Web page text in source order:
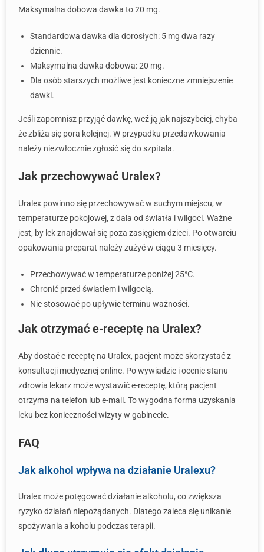
Maksymalna dobowa dawka to 20 mg.
Standardowa dawka dla dorosłych: 5 mg dwa razy
dziennie.
Maksymalna dawka dobowa: 20 mg.
Dla osób starszych możliwe jest konieczne zmniejszenie
dawki.
Jeśli zapomnisz przyjąć dawkę, weź ją jak najszybciej, chyba
że zbliża się pora kolejnej. W przypadku przedawkowania
należy niezwłocznie zgłosić się do szpitala.
Jak przechowywać Uralex?
Uralex powinno się przechowywać w suchym miejscu, w
temperaturze pokojowej, z dala od światła i wilgoci. Ważne
jest, by lek znajdował się poza zasięgiem dzieci. Po otwarciu
opakowania preparat należy zużyć w ciągu 3 miesięcy.
Przechowywać w temperaturze poniżej 25°C.
Chronić przed światłem i wilgocią.
Nie stosować po upływie terminu ważności.
Jak otrzymać e-receptę na Uralex?
Aby dostać e-receptę na Uralex, pacjent może skorzystać z
konsultacji medycznej online. Po wywiadzie i ocenie stanu
zdrowia lekarz może wystawić e-receptę, którą pacjent
otrzyma na telefon lub e-mail. To wygodna forma uzyskania
leku bez konieczności wizyty w gabinecie.
FAQ
Jak alkohol wpływa na działanie Uralexu?
Uralex może potęgować działanie alkoholu, co zwiększa
ryzyko działań niepożądanych. Dlatego zaleca się unikanie
spożywania alkoholu podczas terapii.